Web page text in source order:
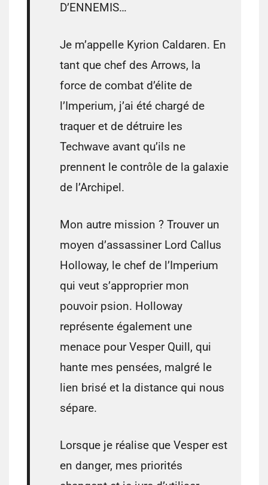
D’ENNEMIS…
Je m’appelle Kyrion Caldaren. En
tant que chef des Arrows, la
force de combat d’élite de
l’Imperium, j’ai été chargé de
traquer et de détruire les
Techwave avant qu’ils ne
prennent le contrôle de la galaxie
de l’Archipel.
Mon autre mission ? Trouver un
moyen d’assassiner Lord Callus
Holloway, le chef de l’Imperium
qui veut s’approprier mon
pouvoir psion. Holloway
représente également une
menace pour Vesper Quill, qui
hante mes pensées, malgré le
lien brisé et la distance qui nous
sépare.
Lorsque je réalise que Vesper est
en danger, mes priorités